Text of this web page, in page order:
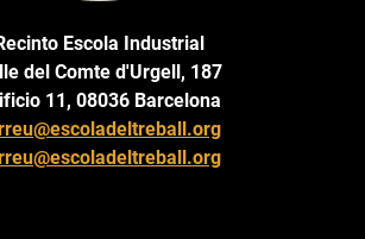
Escola Industrial
del Comte d'Urgell, 187
11, 08036 Barcelona